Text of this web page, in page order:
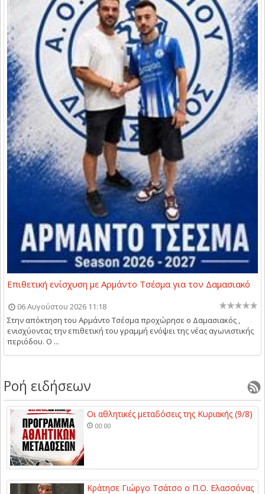
Επιθετική ενίσχυση με Αρμάντο Τσέσμα για τον Δαμασιακό
06 Αυγούστου 2026 11:18
Στην απόκτηση του Αρμάντο Τσέσμα προχώρησε ο Δαμασιακός ,
ενισχύοντας την επιθετική του γραμμή ενόψει της νέας αγωνιστικής
περιόδου. Ο ...
Ροή ειδήσεων
Οι αθλητικές μεταδόσεις της Κυριακής (9/8)
00:00
Κράτησε Γιώργο Τσάτσο ο Π.Ο. Ελασσόνας